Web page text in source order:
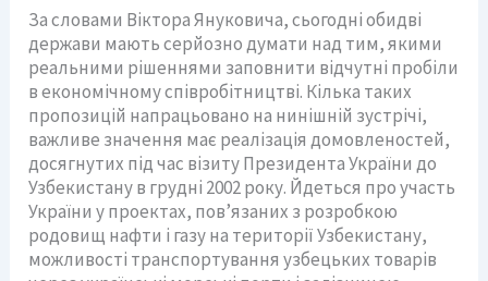
За словами Віктора Януковича, сьогодні обидві
держави мають серйозно думати над тим, якими
реальними рішеннями заповнити відчутні пробіли
в економічному співробітництві. Кілька таких
пропозицій напрацьовано на нинішній зустрічі,
важливе значення має реалізація домовленостей,
досягнутих під час візиту Президента України до
Узбекистану в грудні 2002 року. Йдеться про участь
України у проектах, пов’язаних з розробкою
родовищ нафти і газу на території Узбекистану,
можливості транспортування узбецьких товарів